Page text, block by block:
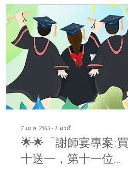
7 เม.ย. 2569 ∙ 1 นาที
🌟🌟「謝師宴專案:買
十送一，第十一位免